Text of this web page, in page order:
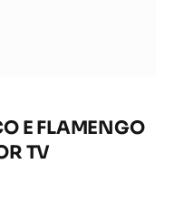
E FLAMENGO
TV